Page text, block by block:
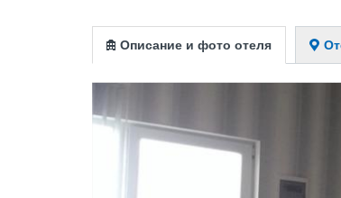
Описание и фото отеля